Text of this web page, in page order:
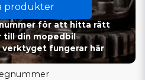
produkter
för att hitta rätt
till din mopedbil
verktyget fungerar här